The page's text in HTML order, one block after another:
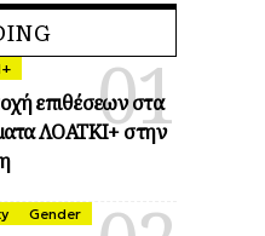
επιθέσεων στα
ΛΟΑΤΚΙ+ στην
Gender